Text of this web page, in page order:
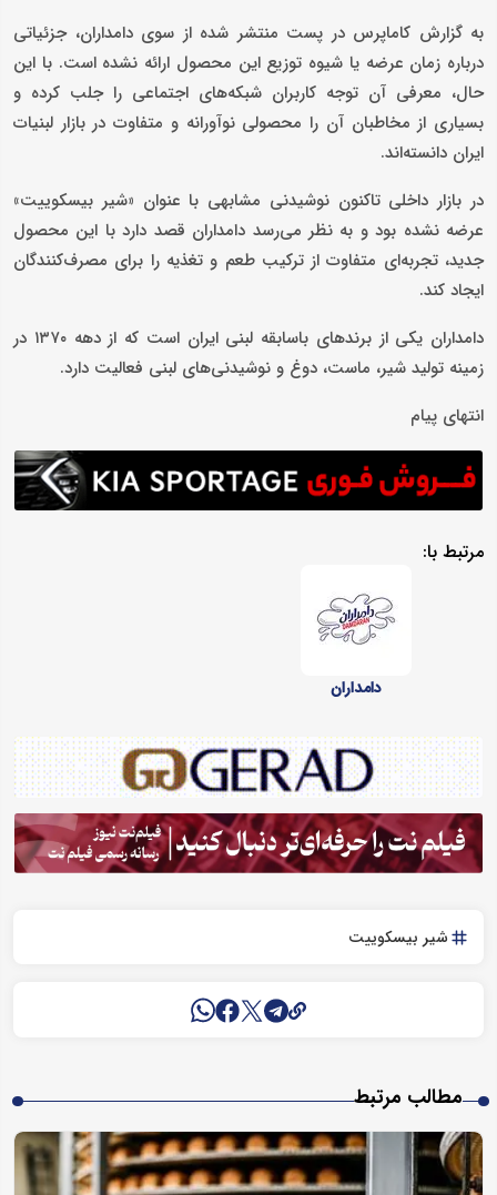
به گزارش کاماپرس در پست منتشر شده از سوی دامداران، جزئیاتی
درباره زمان عرضه یا شیوه توزیع این محصول ارائه نشده است. با این
حال، معرفی آن توجه کاربران شبکه‌های اجتماعی را جلب کرده و
بسیاری از مخاطبان آن را محصولی نوآورانه و متفاوت در بازار لبنیات
ایران دانسته‌اند.
در بازار داخلی تاکنون نوشیدنی مشابهی با عنوان «شیر بیسکوییت»
عرضه نشده بود و به نظر می‌رسد دامداران قصد دارد با این محصول
جدید، تجربه‌ای متفاوت از ترکیب طعم و تغذیه را برای مصرف‌کنندگان
ایجاد کند.
دامداران یکی از برندهای باسابقه لبنی ایران است که از دهه ۱۳۷۰ در
زمینه تولید شیر، ماست، دوغ و نوشیدنی‌های لبنی فعالیت دارد.
انتهای پیام
مرتبط با:
دامداران
شیر بیسکوییت
مطالب مرتبط